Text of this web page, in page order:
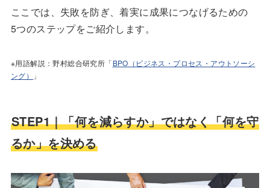
ここでは、失敗を防ぎ、着実に成果につなげるための
5つのステップをご紹介します。
※用語解説：野村総合研究所「BPO（ビジネス・プロセス・アウトソーシ
ング）
」
STEP1｜「何を減らすか」ではなく「何を守
るか」を決める